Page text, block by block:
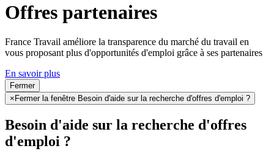
Offres partenaires
France Travail améliore la transparence du marché du travail en
vous proposant plus d'opportunités d'emploi grâce à ses partenaires
En savoir plus
Fermer
× Fermer la fenêtre Besoin d'aide sur la recherche d'offres d'emploi ?
Besoin d'aide sur la recherche d'offres
d'emploi ?